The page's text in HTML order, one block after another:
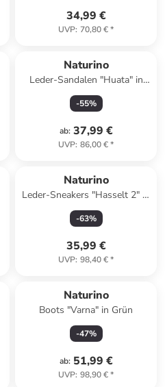
34,99 €
UVP: 70,80 €*
Naturino
Leder-Sandalen "Huata" in
Rosa
-55%
ab: 37,99 €
UVP: 86,00 €*
Naturino
Leder-Sneakers "Hasselt 2" in
Hellbraun
-63%
35,99 €
UVP: 98,40 €*
Naturino
Boots "Varna" in Grün
-47%
ab: 51,99 €
UVP: 98,90 €*